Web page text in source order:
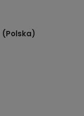
(Polska)